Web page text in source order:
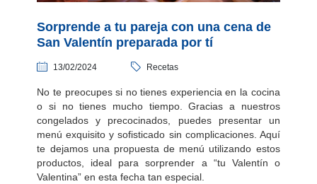
Sorprende a tu pareja con una cena de
San Valentín preparada por tí
13/02/2024 Recetas
No te preocupes si no tienes experiencia en la cocina
o si no tienes mucho tiempo. Gracias a nuestros
congelados y precocinados, puedes presentar un
menú exquisito y sofisticado sin complicaciones. Aquí
te dejamos una propuesta de menú utilizando estos
productos, ideal para sorprender a “tu Valentín o
Valentina” en esta fecha tan especial.